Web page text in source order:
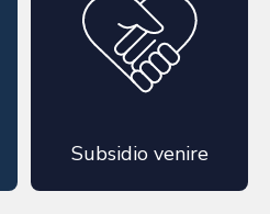
Subsidio venire